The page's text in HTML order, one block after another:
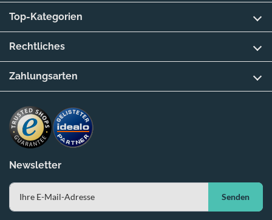
Newsletter
Senden
Top-Kategorien
Rechtliches
Zahlungsarten